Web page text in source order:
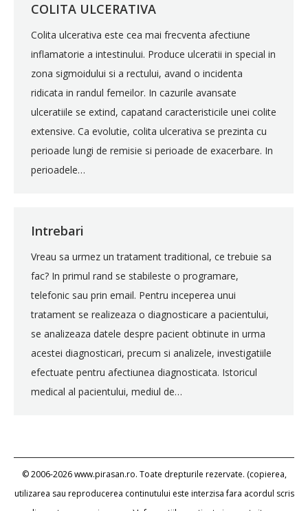
COLITA ULCERATIVA
Colita ulcerativa este cea mai frecventa afectiune
inflamatorie a intestinului. Produce ulceratii in special in
zona sigmoidului si a rectului, avand o incidenta
ridicata in randul femeilor. In cazurile avansate
ulceratiile se extind, capatand caracteristicile unei colite
extensive. Ca evolutie, colita ulcerativa se prezinta cu
perioade lungi de remisie si perioade de exacerbare. In
perioadele…
Intrebari
Vreau sa urmez un tratament traditional, ce trebuie sa
fac? In primul rand se stabileste o programare,
telefonic sau prin email. Pentru inceperea unui
tratament se realizeaza o diagnosticare a pacientului,
se analizeaza datele despre pacient obtinute in urma
acestei diagnosticari, precum si analizele, investigatiile
efectuate pentru afectiunea diagnosticata. Istoricul
medical al pacientului, mediul de…
© 2006-2026 www.pirasan.ro. Toate drepturile rezervate. (copierea,
utilizarea sau reproducerea continutului este interzisa fara acordul scris